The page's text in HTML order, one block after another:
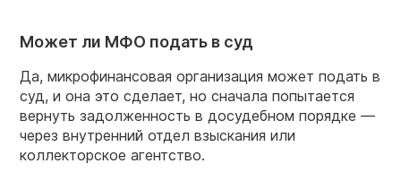
Может ли МФО подать в суд
Да, микрофинансовая организация может подать в
суд, и она это сделает, но сначала попытается
вернуть задолженность в досудебном порядке —
через внутренний отдел взыскания или
коллекторское агентство.